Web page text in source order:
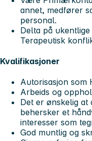
annet, medfører
personal.
Delta på
Terapeutisk
Kvalifikasjoner
Autorisasjon som
Arbeids og
Det er ønskelig at
behersker et
interesser som
God muntlig og